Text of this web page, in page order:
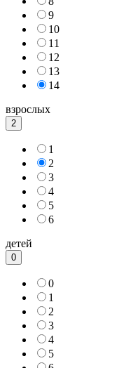
9
10
11
12
13
14
взрослых
2
1
2
3
4
5
6
детей
0
0
1
2
3
4
5